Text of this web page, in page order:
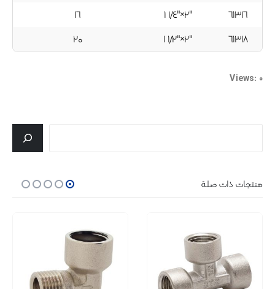
٦۱۳۱٦
۱ ۱/٤"×۲"
۱٦
٦۱۳۱۸
۱ ۱/۲"×۲" ۲۰
Views: 0
منتجات ذات صلة